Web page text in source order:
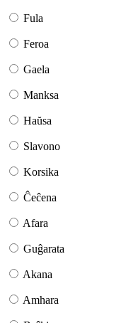
Fula
Feroa
Gaela
Manksa
Haŭsa
Slavono
Korsika
Ĉeĉena
Afara
Guĝarata
Akana
Amhara